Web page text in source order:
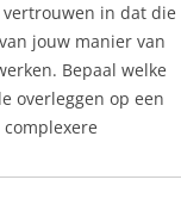
in dat die
jouw manier van
Bepaal welke
overleggen op een